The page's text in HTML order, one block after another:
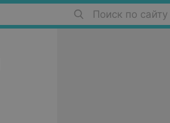
Поиск по сайту